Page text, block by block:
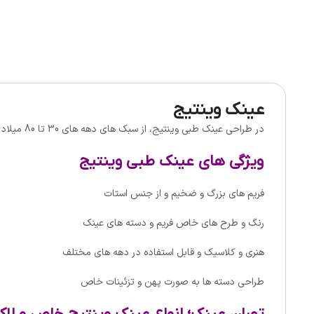
عینک وینتیج
در طراحی عینک طبی وینتیج، از سبک های دهه های 30 تا 80 میلادی استفاده می شود.
ویژگی های عینک طبی وینتیج
فریم های بزرگ و ضخیم و از جنس استات
رنگ و طرح های خاص فریم و دسته های عینک
هنری و کلاسیک و قابل استفاده در دهه های مختلف
طراحی دسته ها به صورت پهن و تزئینات خاص